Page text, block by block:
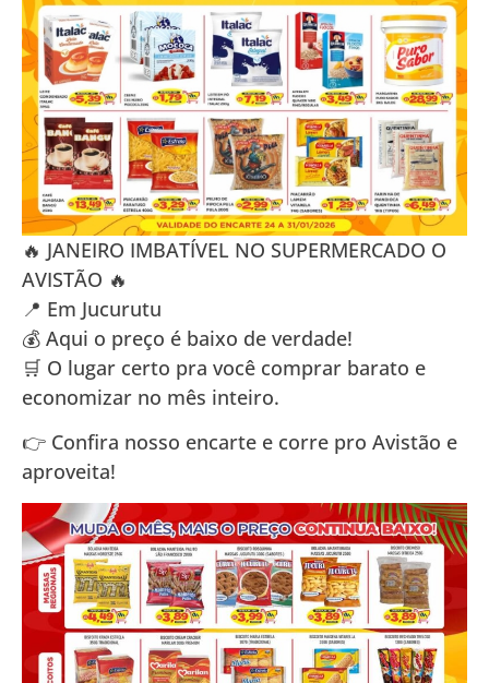
🔥 JANEIRO IMBATÍVEL NO SUPERMERCADO O
AVISTÃO 🔥
📍 Em Jucurutu
💰 Aqui o preço é baixo de verdade!
🛒 O lugar certo pra você comprar barato e
economizar no mês inteiro.
👉 Confira nosso encarte e corre pro Avistão e
aproveita!